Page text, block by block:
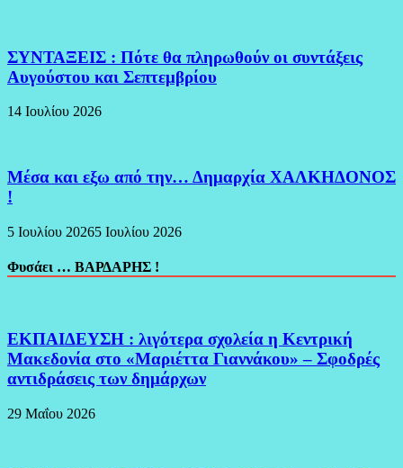
ΣΥΝΤΑΞΕΙΣ : Πότε θα πληρωθούν οι συντάξεις
Αυγούστου και Σεπτεμβρίου
14 Ιουλίου 2026
Μέσα και εξω από την… Δημαρχία ΧΑΛΚΗΔΟΝΟΣ
!
5 Ιουλίου 20265 Ιουλίου 2026
Φυσάει … ΒΑΡΔΑΡΗΣ !
ΕΚΠΑΙΔΕΥΣΗ : λιγότερα σχολεία η Κεντρική
Μακεδονία στο «Μαριέττα Γιαννάκου» – Σφοδρές
αντιδράσεις των δημάρχων
29 Μαΐου 2026